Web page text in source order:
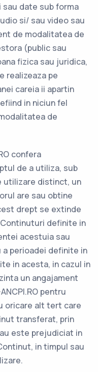
date sub forma
si/ sau video sau
de modalitatea de
(public sau
fizica sau juridica,
realizeaza pe
careia ii apartin
in niciun fel
de
confera
de a utiliza, sub
utilizare distinct, un
are sau obtine
drept se extinde
definite in
acestuia sau
perioadei definite in
in acesta, in cazul in
un angajament
pentru
oricare alt tert care
transferat, prin
este prejudiciat in
in timpul sau